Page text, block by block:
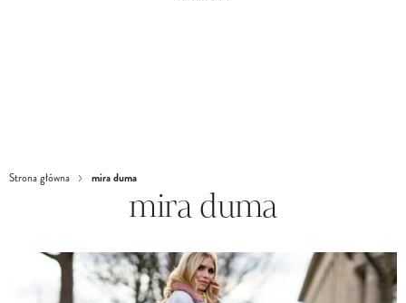
Strona główna mira duma
mira duma